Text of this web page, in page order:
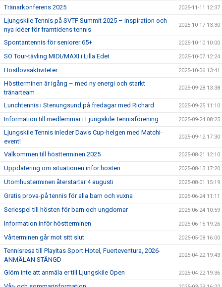
Tränarkonferens 2025 2025-11-11 12:37
Ljungskile Tennis på SVTF Summit 2025 – inspiration och
nya idéer för framtidens tennis
2025-10-17 13:30
Spontantennis för seniorer 65+ 2025-10-10 10:00
SO Tour-tävling MIDI/MAXI i Lilla Edet 2025-10-07 12:24
Höstlovsaktiviteter 2025-10-06 13:41
Höstterminen är igång – med ny energi och starkt
tränarteam
2025-09-28 13:38
Lunchtennis i Stenungsund på fredagar med Richard 2025-09-25 11:10
Information till medlemmar i Ljungskile Tennisförening 2025-09-24 08:25
Ljungskile Tennis inleder Davis Cup-helgen med Matchi-
event!
2025-09-12 17:30
Välkommen till höstterminen 2025 2025-08-21 12:10
Uppdatering om situationen inför hösten 2025-08-13 17:20
Utomhusterminen återstartar 4 augusti 2025-08-01 15:19
Gratis prova-på tennis för alla barn och vuxna 2025-06-24 11:11
Seriespel till hösten för barn och ungdomar 2025-06-24 10:59
Information inför höstterminen 2025-06-15 19:26
Vårterminen går mot sitt slut 2025-05-08 16:00
Tennisresa till Playitas Sport Hotel, Fuerteventura, 2026-
ANMÄLAN STÄNGD
2025-04-22 19:43
Glöm inte att anmäla er till Ljungskile Open 2025-04-22 19:36